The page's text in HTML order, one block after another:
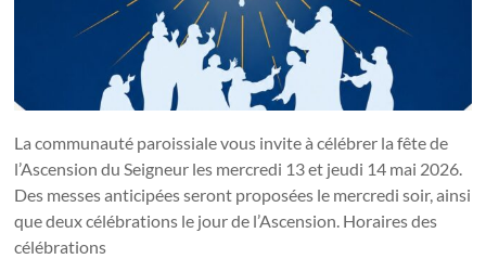
La communauté paroissiale vous invite à célébrer la fête de
l’Ascension du Seigneur les mercredi 13 et jeudi 14 mai 2026.
Des messes anticipées seront proposées le mercredi soir, ainsi
que deux célébrations le jour de l’Ascension. Horaires des
célébrations